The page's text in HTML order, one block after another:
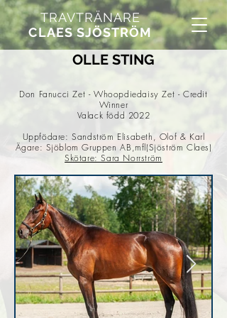
TRAVTRÄNARE
CLAES SJÖSTRÖM
OLLE STING
Don Fanucci Zet - Whoopdiedaisy Zet - Credit
Winner
Valack född 2022
Uppfödare: Sandström Elisabeth, Olof & Karl
Ägare: Sjöblom Gruppen AB,mfl(Sjöström Claes)
Skötare: Sara Norrström